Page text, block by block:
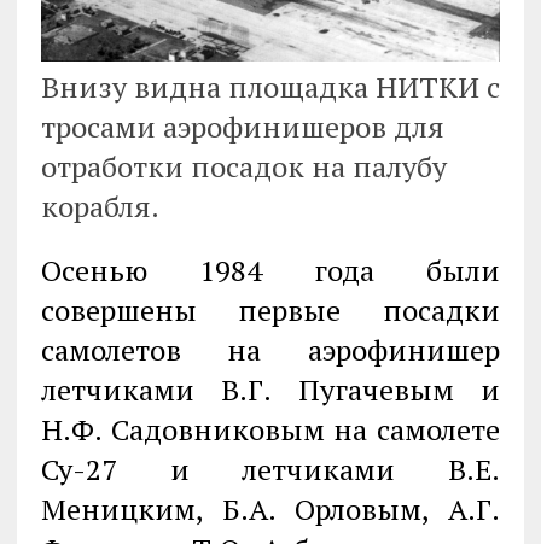
Внизу видна площадка НИТКИ с
тросами аэрофинишеров для
отработки посадок на палубу
корабля.
Осенью 1984 года были
совершены первые посадки
самолетов на аэрофинишер
летчиками В.Г. Пугачевым и
Н.Ф. Садовниковым на самолете
Су-27 и летчиками В.Е.
Меницким, Б.А. Орловым, А.Г.